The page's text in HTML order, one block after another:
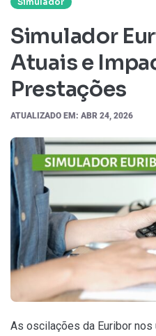
Simulador
Atuais e
Prestações
ATUALIZADO EM: ABR 24, 2026
As oscilações da Euribor